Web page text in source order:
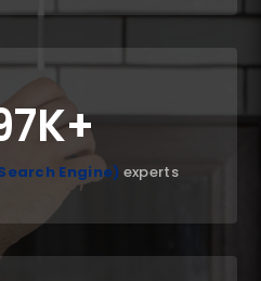
Engine) experts